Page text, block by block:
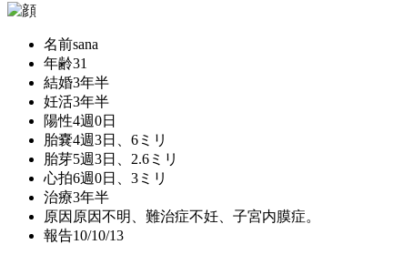
名前sana
年齢31
結婚3年半
妊活3年半
陽性4週0日
胎嚢4週3日、6ミリ
胎芽5週3日、2.6ミリ
心拍6週0日、3ミリ
治療3年半
原因 原因不明、難治症不妊、子宮内膜症。
報告10/10/13